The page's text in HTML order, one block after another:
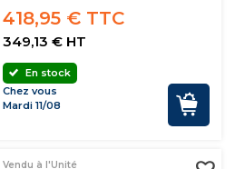
418,95 € TTC
349,13 € HT
En stock
Chez vous
Mardi 11/08
Vendu à l'Unité